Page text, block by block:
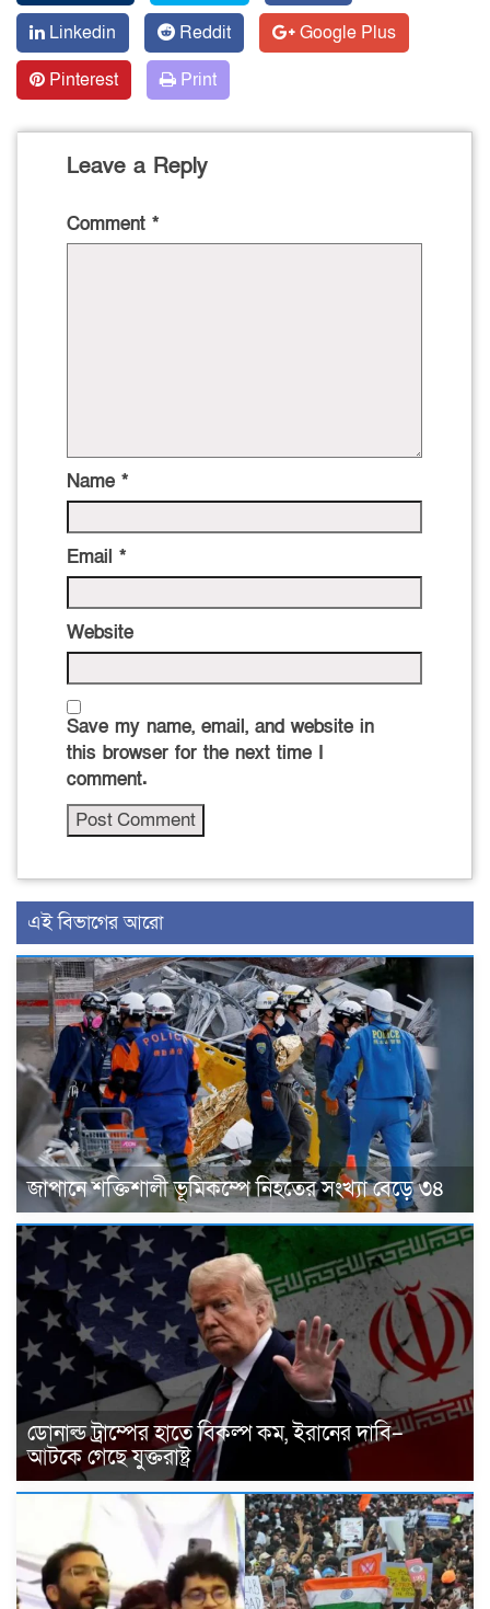
Linkedin
Reddit
Google Plus
Pinterest
Print
Leave a Reply
Comment *
Name *
Email *
Website
Save my name, email, and website in
this browser for the next time I
comment.
এই বিভাগের আরো
জাপানে শক্তিশালী ভূমিকম্পে নিহতের সংখ্যা বেড়ে ৩৪
ডোনাল্ড ট্রাম্পের হাতে বিকল্প কম, ইরানের দাবি–
আটকে গেছে যুক্তরাষ্ট্র